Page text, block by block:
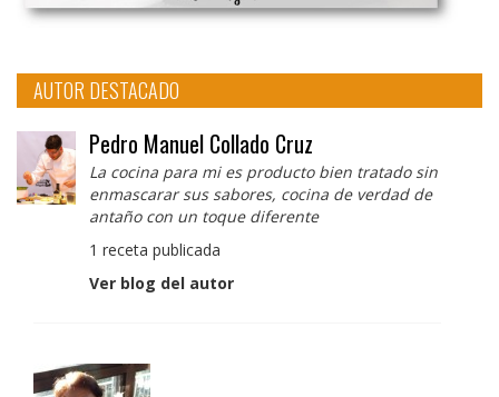
AUTOR DESTACADO
Pedro Manuel Collado Cruz
La cocina para mi es producto bien tratado sin
enmascarar sus sabores, cocina de verdad de
antaño con un toque diferente
1 receta publicada
Ver blog del autor